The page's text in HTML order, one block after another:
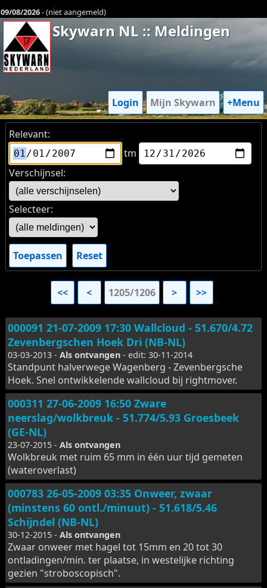
09/08/2026- (niet aangemeld)
Skywarn NL :: Meldingen
Login Mijn Skywarn +Menu
Relevant:
tm
Verschijnsel:
Selecteer:
Toepassen Reset
<< < 1205/1206 > >>
000091 21-07-2009 17:30 Wallcloud - 51.670/4.72
Zevenbergschen Hoek Dri (NB-NL)
03-03-2013 - Als ontvangen- edit: 30-11-2014
Standpunt halverwege Wagenberg - Zevenbergsche
Hoek. Snel ontwikkelende wallcloud bij rightmover.
000311 27-06-2009 16:50 Zware
neerslag/wolkbreuk - 51.774/5.93 Groesbeek
(GE-NL)
23-07-2015 - Als ontvangen
Wolkbreuk met ruim 65 mm in één uur tijd gemeten
(wateroverlast)
000783 26-05-2009 03:35 Onweer, zwaar
(minstens 60 ontl./minuut) - 51.618/5.46
Schijndel (NB-NL)
30-12-2015 - Als ontvangen
Zwaar onweer met hagel tot 15mm en 20 tot 30
ontladingen/min. ter plaatse, in westelijke richting
gezien "stroboscopisch".